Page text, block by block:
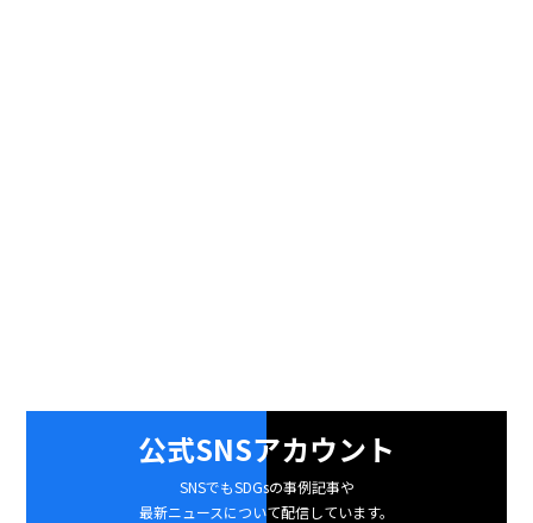
公式SNSアカウント
SNSでもSDGsの事例記事や
最新ニュースについて配信しています。